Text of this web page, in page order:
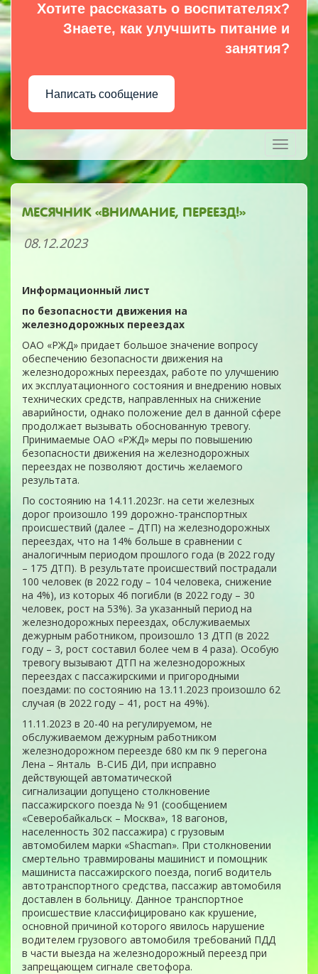
Хотите рассказать о воспитателях?
Знаете, как улучшить питание и
занятия?
Написать сообщение
Toggle
МЕСЯЧНИК «ВНИМАНИЕ, ПЕРЕЕЗД!»
08.12.2023
Информационный лист
по безопасности движения на
железнодорожных переездах
ОАО «РЖД» придает большое значение вопросу
обеспечению безопасности движения на
железнодорожных переездах, работе по улучшению
их эксплуатационного состояния и внедрению новых
технических средств, направленных на снижение
аварийности, однако положение дел в данной сфере
продолжает вызывать обоснованную тревогу.
Принимаемые ОАО «РЖД» меры по повышению
безопасности движения на железнодорожных
переездах не позволяют достичь желаемого
результата.
По состоянию на 14.11.2023г. на сети железных
дорог произошло 199 дорожно-транспортных
происшествий (далее – ДТП) на железнодорожных
переездах, что на 14% больше в сравнении с
аналогичным периодом прошлого года (в 2022 году
– 175 ДТП). В результате происшествий пострадали
100 человек (в 2022 году – 104 человека, снижение
на 4%), из которых 46 погибли (в 2022 году – 30
человек, рост на 53%). За указанный период на
железнодорожных переездах, обслуживаемых
дежурным работником, произошло 13 ДТП (в 2022
году – 3, рост составил более чем в 4 раза). Особую
тревогу вызывают ДТП на железнодорожных
переездах с пассажирскими и пригородными
поездами: по состоянию на 13.11.2023 произошло 62
случая (в 2022 году – 41, рост на 49%).
11.11.2023 в 20-40 на регулируемом, не
обслуживаемом дежурным работником
железнодорожном переезде 680 км пк 9 перегона
Лена – Янталь В-СИБ ДИ, при исправно
действующей автоматической
сигнализации допущено столкновение
пассажирского поезда № 91 (сообщением
«Северобайкальск – Москва», 18 вагонов,
населенность 302 пассажира) с грузовым
автомобилем марки «Shacman». При столкновении
смертельно травмированы машинист и помощник
машиниста пассажирского поезда, погиб водитель
автотранспортного средства, пассажир автомобиля
доставлен в больницу. Данное транспортное
происшествие классифицировано как крушение,
основной причиной которого явилось нарушение
водителем грузового автомобиля требований ПДД
в части выезда на железнодорожный переезд при
запрещающем сигнале светофора.